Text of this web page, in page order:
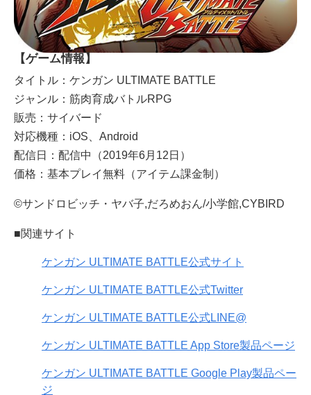
【ゲーム情報】
タイトル：ケンガン ULTIMATE BATTLE
ジャンル：筋肉育成バトルRPG
販売：サイバード
対応機種：iOS、Android
配信日：配信中（2019年6月12日）
価格：基本プレイ無料（アイテム課金制）
©サンドロビッチ・ヤバ子,だろめおん/小学館,CYBIRD
■関連サイト
ケンガン ULTIMATE BATTLE公式サイト
ケンガン ULTIMATE BATTLE公式Twitter
ケンガン ULTIMATE BATTLE公式LINE@
ケンガン ULTIMATE BATTLE App Store製品ページ
ケンガン ULTIMATE BATTLE Google Play製品ペー
ジ